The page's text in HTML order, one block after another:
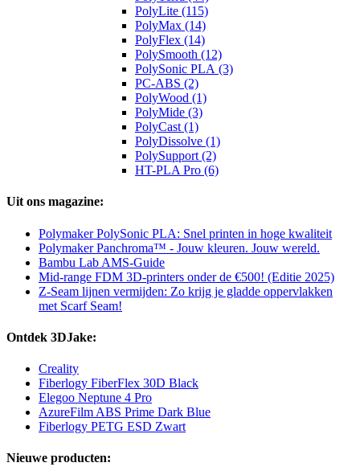
PolyLite (115)
PolyMax (14)
PolyFlex (14)
PolySmooth (12)
PolySonic PLA (3)
PC-ABS (2)
PolyWood (1)
PolyMide (3)
PolyCast (1)
PolyDissolve (1)
PolySupport (2)
HT-PLA Pro (6)
Uit ons magazine:
Polymaker PolySonic PLA: Snel printen in hoge kwaliteit
Polymaker Panchroma™ - Jouw kleuren. Jouw wereld.
Bambu Lab AMS-Guide
Mid-range FDM 3D-printers onder de €500! (Editie 2025)
Z-Seam lijnen vermijden: Zo krijg je gladde oppervlakken
met Scarf Seam!
Ontdek 3DJake:
Creality
Fiberlogy FiberFlex 30D Black
Elegoo Neptune 4 Pro
AzureFilm ABS Prime Dark Blue
Fiberlogy PETG ESD Zwart
Nieuwe producten: